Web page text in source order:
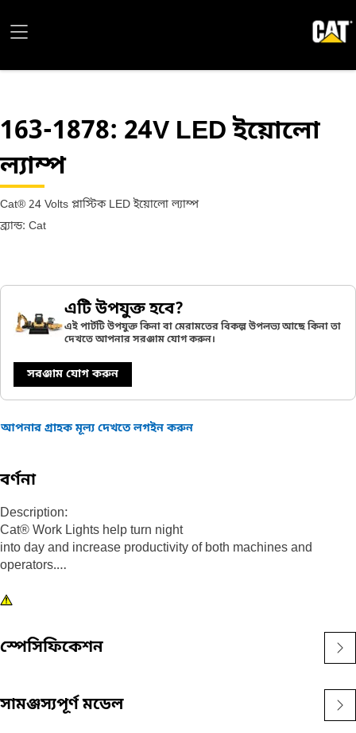
163-1878: 24V LED ইয়োলো
ল্যাম্প
Cat® 24 Volts প্লাস্টিক LED ইয়োলো ল্যাম্প
ব্র্যান্ড: Cat
এটি উপযুক্ত হবে?
এই পার্টটি উপযুক্ত কিনা বা মেরামতের বিকল্প উপলভ্য আছে কিনা তা
দেখতে আপনার সরঞ্জাম যোগ করুন।
সরঞ্জাম যোগ করুন
আপনার গ্রাহক মূল্য দেখতে লগইন করুন
বর্ণনা
Description:
Cat® Work Lights help turn night
into day and increase productivity of both machines and
operators.
Attributes:
vibration levels of both large and small machines
2)Cat Lights are adaptable to other machines in your fleet, and
Application:
স্পেসিফিকেশন
সামঞ্জস্যপূর্ণ মডেল